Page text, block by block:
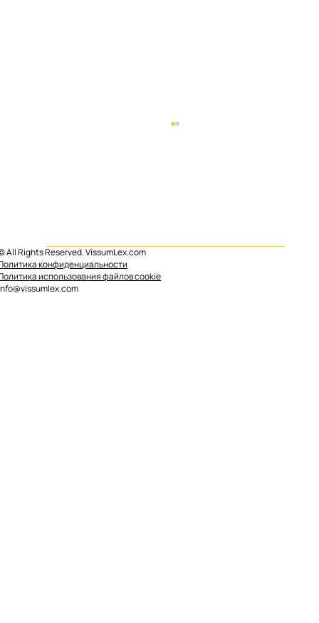
Туристический налог в Барселоне
All Rights Reserved. VissumLex.com
конфиденциальности
использования файлов cookie